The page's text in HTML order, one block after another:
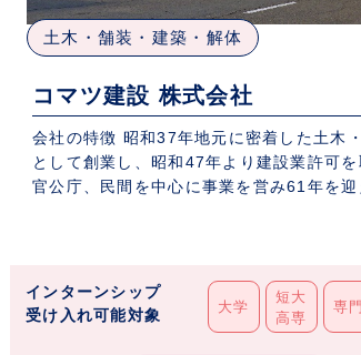
土木・舗装・建築・解体
コマツ建設 株式会社
会社の特徴 昭和37年地元に密着した土木
として創業し、昭和47年より建設業許可を
官公庁、民間を中心に事業を営み61年を迎
インターンシップ
受け入れ可能対象
大学
短大
高専
専門